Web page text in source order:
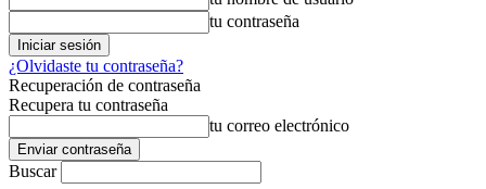
tu contraseña
¿Olvidaste tu contraseña?
Recuperación de contraseña
Recupera tu contraseña
tu correo electrónico
Buscar